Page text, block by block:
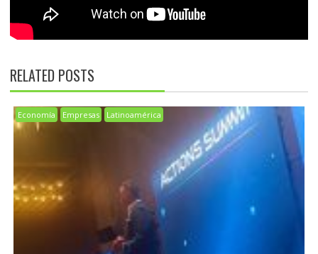
RELATED POSTS
Economía Empresas Latinoamérica